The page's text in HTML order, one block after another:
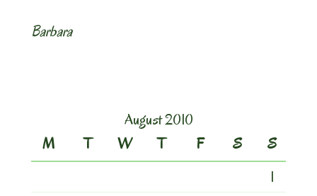
Barbara
August 2010
M
T W T F S
S
1